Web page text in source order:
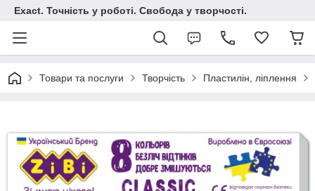
Exact. Точність у роботі. Свобода у творчості.
Товари та послуги Творчість Пластилін, ліплення